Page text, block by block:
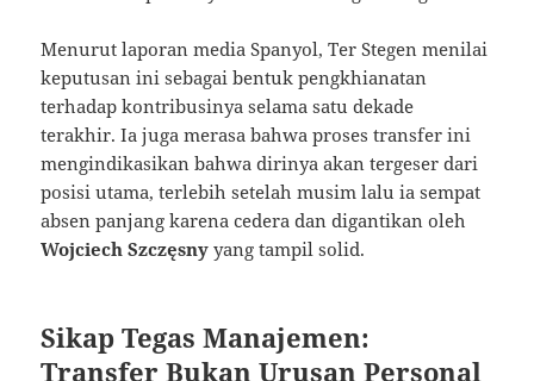
Menurut laporan media Spanyol, Ter Stegen menilai
keputusan ini sebagai bentuk pengkhianatan
terhadap kontribusinya selama satu dekade
terakhir. Ia juga merasa bahwa proses transfer ini
mengindikasikan bahwa dirinya akan tergeser dari
posisi utama, terlebih setelah musim lalu ia sempat
absen panjang karena cedera dan digantikan oleh
Wojciech Szczęsny yang tampil solid.
Sikap Tegas Manajemen:
Transfer Bukan Urusan Personal